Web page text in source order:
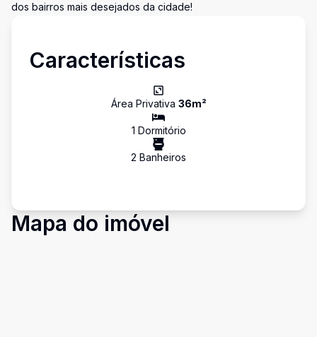
dos bairros mais desejados da cidade!
Características
Área Privativa 36m²
1 Dormitório
2 Banheiros
Mapa do imóvel